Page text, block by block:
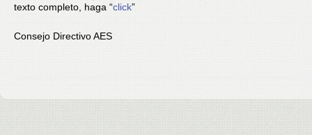
texto completo, haga “click”
Consejo Directivo AES